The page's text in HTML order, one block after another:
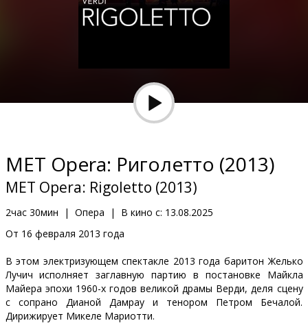
Новости
Клуб
MET Opera: Риголетто (2013)
MET Opera: Rigoletto (2013)
2час 30мин | Опера | В кино с: 13.08.2025
От 16 февраля 2013 года
В этом электризующем спектакле 2013 года баритон Желько
Лучич исполняет заглавную партию в постановке Майкла
Майера эпохи 1960-х годов великой драмы Верди, деля сцену
с сопрано Дианой Дамрау и тенором Петром Бечалой.
Дирижирует Микеле Мариотти.